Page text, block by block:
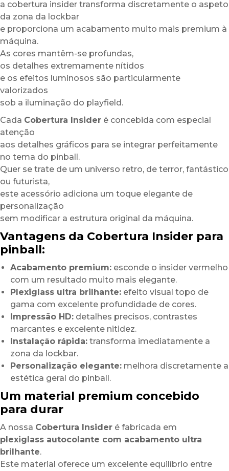
a cobertura insider transforma discretamente o aspeto
da zona da lockbar
e proporciona um acabamento muito mais premium à
máquina.
As cores mantêm-se profundas,
os detalhes extremamente nítidos
e os efeitos luminosos são particularmente
valorizados
sob a iluminação do playfield.
Cada Cobertura Insider é concebida com especial
atenção
aos detalhes gráficos para se integrar perfeitamente
no tema do pinball.
Quer se trate de um universo retro, de terror, fantástico
ou futurista,
este acessório adiciona um toque elegante de
personalização
sem modificar a estrutura original da máquina.
Vantagens da Cobertura Insider para
pinball:
Acabamento premium: esconde o insider vermelho
com um resultado muito mais elegante.
Plexiglass ultra brilhante: efeito visual topo de
gama com excelente profundidade de cores.
Impressão HD: detalhes precisos, contrastes
marcantes e excelente nitidez.
Instalação rápida: transforma imediatamente a
zona da lockbar.
Personalização elegante: melhora discretamente a
estética geral do pinball.
Um material premium concebido
para durar
A nossa Cobertura Insider é fabricada em
plexiglass autocolante com acabamento ultra
brilhante.
Este material oferece um excelente equilíbrio entre